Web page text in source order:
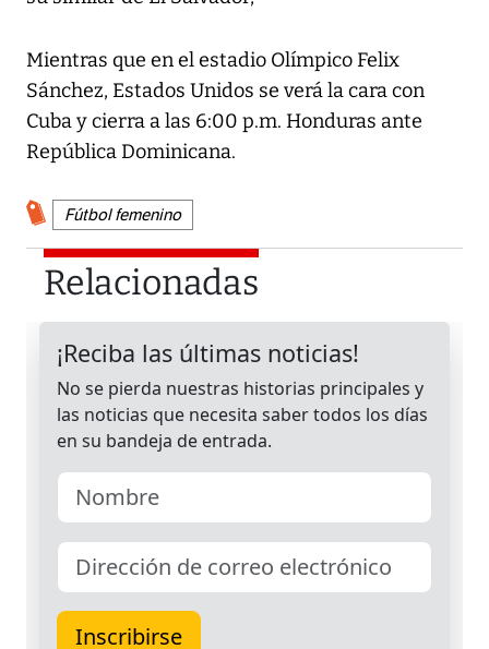
Mientras que en el estadio Olímpico Felix
Sánchez, Estados Unidos se verá la cara con
Cuba y cierra a las 6:00 p.m. Honduras ante
República Dominicana.
Fútbol femenino
Relacionadas